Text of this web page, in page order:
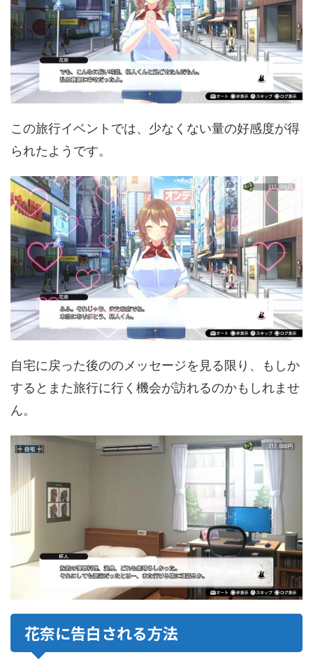
この旅行イベントでは、少なくない量の好感度が得
られたようです。
自宅に戻った後ののメッセージを見る限り、もしか
するとまた旅行に行く機会が訪れるのかもしれませ
ん。
花奈に告白される方法